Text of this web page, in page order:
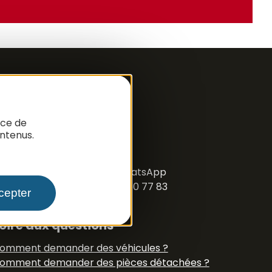
de
N° Tél WhatsApp
+33 6 79 50 77 83
aux questions
demander des véhicules ?
demander des pièces détachées ?